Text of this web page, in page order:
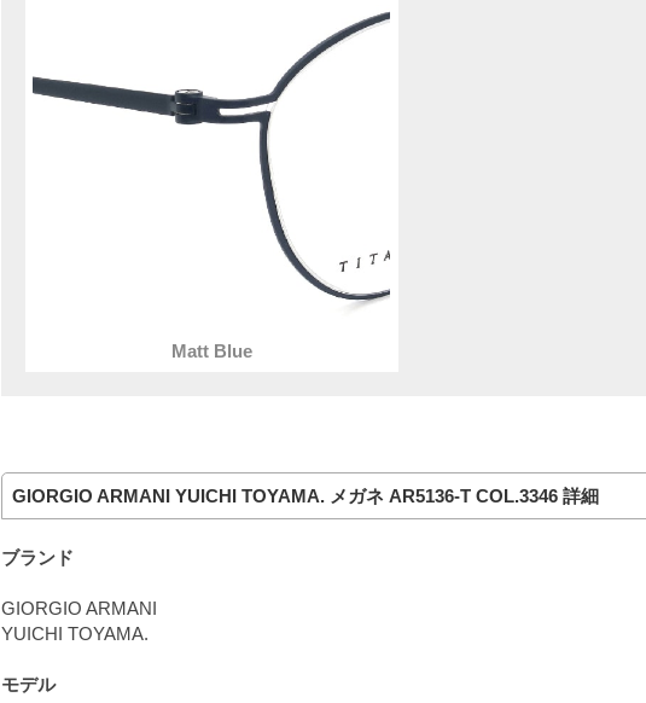
Matt Blue
GIORGIO ARMANI YUICHI TOYAMA. メガネ AR5136-T COL.3346 詳細
ブランド
GIORGIO ARMANI
YUICHI TOYAMA.
モデル